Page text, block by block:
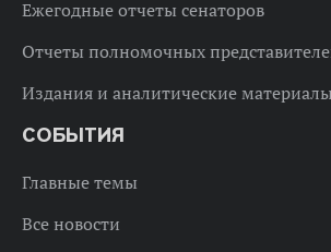
Ежегодные отчеты сенаторов
Отчеты полномочных
Издания и аналитические материалы
СОБЫТИЯ
Главные темы
Все новости